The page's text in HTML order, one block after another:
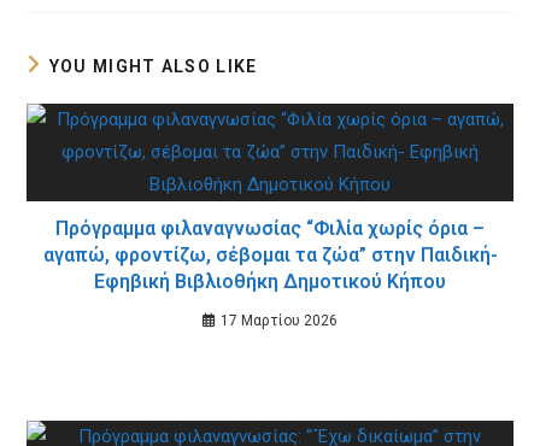
YOU MIGHT ALSO LIKE
Πρόγραμμα φιλαναγνωσίας “Φιλία χωρίς όρια –
αγαπώ, φροντίζω, σέβομαι τα ζώα” στην Παιδική-
Εφηβική Βιβλιοθήκη Δημοτικού Κήπου
17 Μαρτίου 2026